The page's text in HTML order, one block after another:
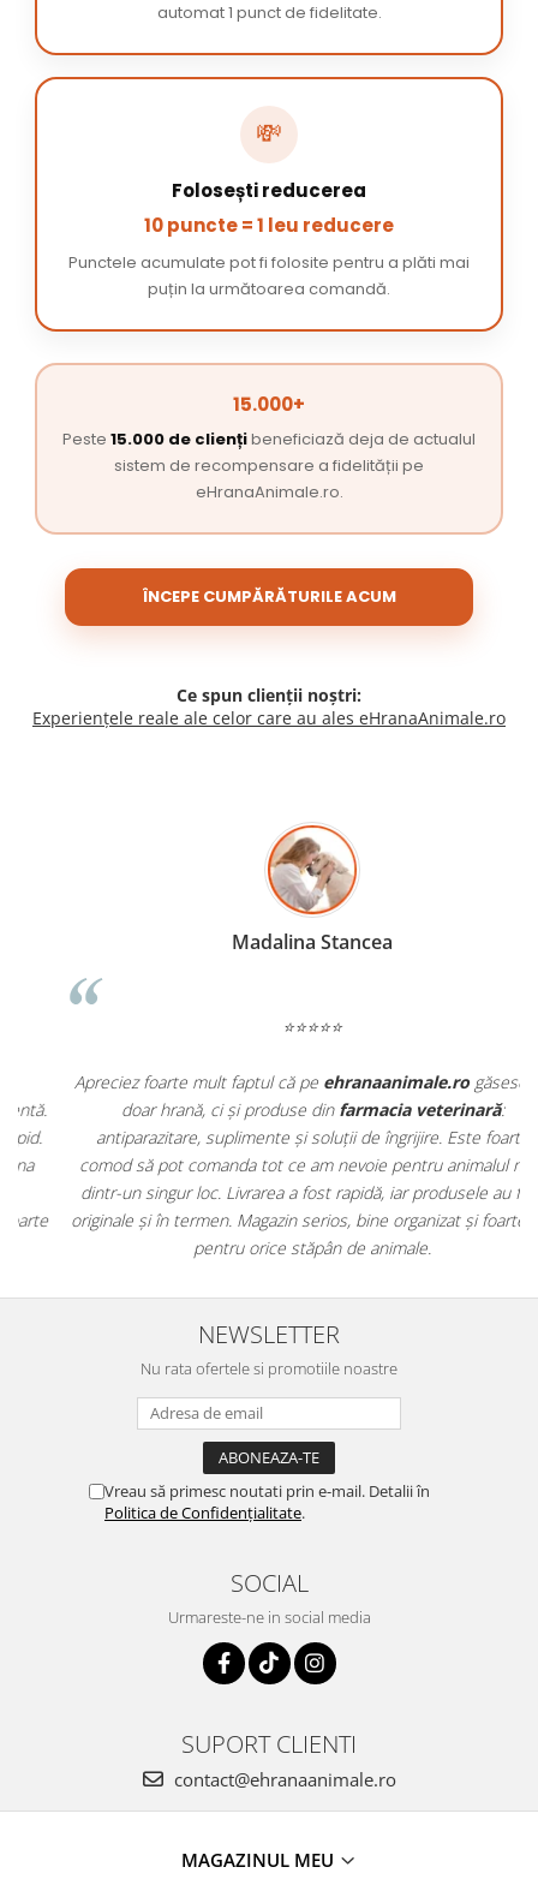
automat 1 punct de fidelitate.
💸
Folosești reducerea
10 puncte = 1 leu reducere
Punctele acumulate pot fi folosite pentru a plăti mai
puțin la următoarea comandă.
15.000+
Peste 15.000 de cliențibeneficiază deja de actualul
sistem de recompensare a fidelității pe
eHranaAnimale.ro.
ÎNCEPE CUMPĂRĂTURILE ACUM
Ce spun clienții noștri:
Experiențele reale ale celor care au ales eHranaAnimale.ro
Madalina Stancea
⭐⭐⭐⭐⭐
Apreciez foarte mult faptul că peehranaanimale.rogăsesc nu
doar hrană, ci și produse dinfarmacia veterinară:
antiparazitare, suplimente și soluții de îngrijire. Este foarte
comod să pot comanda tot ce am nevoie pentru animalul meu
dintr-un singur loc. Livrarea a fost rapidă, iar produsele au fost
originale și în termen. Magazin serios, bine organizat și foarte util
pentru orice stăpân de animale.
NEWSLETTER
Nu rata ofertele si promotiile noastre
Vreau să primesc noutati prin e-mail. Detalii în
Politica de Confidențialitate.
SOCIAL
Urmareste-ne in social media
SUPORT CLIENTI
contact@ehranaanimale.ro
MAGAZINUL MEU